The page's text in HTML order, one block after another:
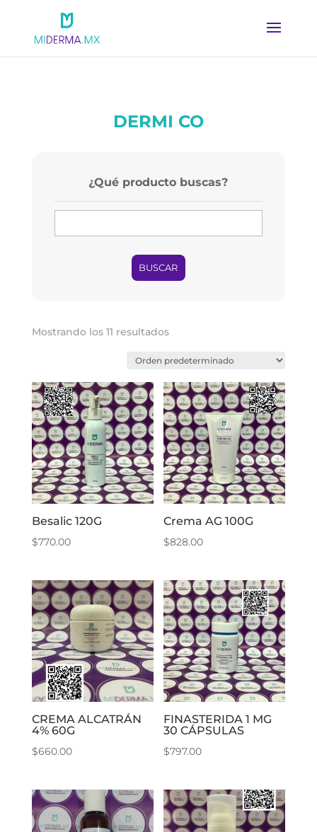
DERMI CO
¿Qué producto buscas?
BUSCAR
Mostrando los 11 resultados
Besalic 120G
$770.00
Crema AG 100G
$828.00
CREMA ALCATRÁN
4% 60G
$660.00
FINASTERIDA 1 MG
30 CÁPSULAS
$797.00